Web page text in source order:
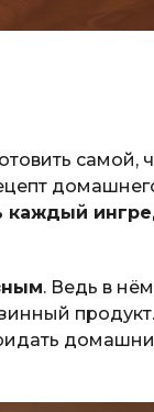
самой,
каждый
. Ведь в